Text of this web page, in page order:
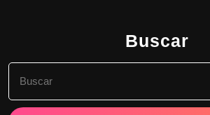
Buscar